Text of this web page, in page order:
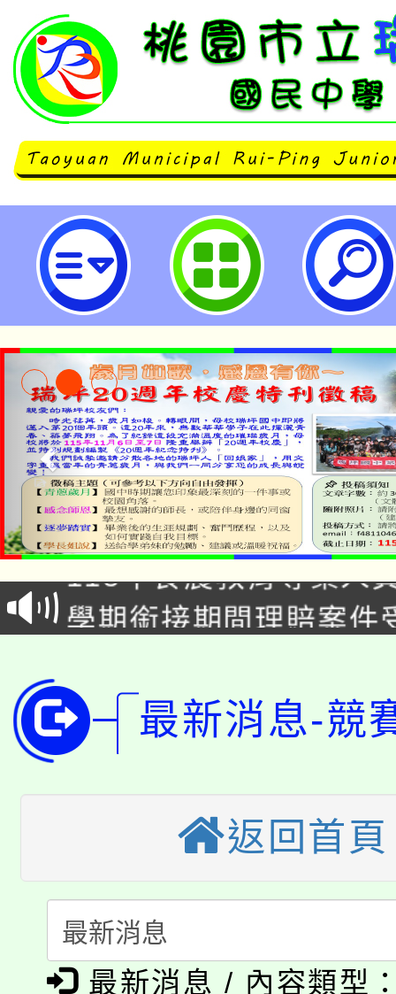
主旨：轉知國家表演藝術中心所屬
辦「2026年國家青年交響樂團暑
訊，詳如說明，請查照。-桃園市
淨零綠生活教案入校路
會
115年食農教育專業人
程
學期銜接期間理賠案件
版
公告本校115學年度第
代理(課)教師甄選結果(
「2026金融保險知識
車」活動
生本土語及新住民語歌
公告本校115學年度第
代理(課)教師甄選結果(
代理(課)教師甄選結果(
轉知中國文化大學推廣
《TA101》溝通分析基
淨零綠生活教案入校路
最新消息-競
返回首頁
最新消息 / 內容類型